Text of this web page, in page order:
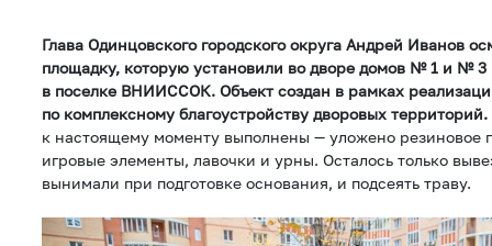
Глава Одинцовского городского округа Андрей Иванов
площадку, которую установили во дворе домов № 1 и № 3
в поселке ВНИИССОК. Объект создан в рамках
по комплексному благоустройству дворовых территорий.
к настоящему моменту выполнены — уложено резиновое
игровые элементы, лавочки и урны. Осталось только
вынимали при подготовке основания, и подсеять траву.